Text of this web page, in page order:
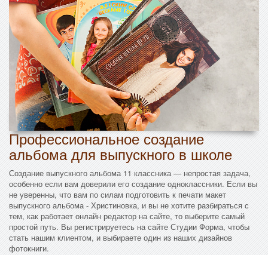
Профессиональное создание
альбома для выпускного в школе
Создание выпускного альбома 11 классника — непростая задача,
особенно если вам доверили его создание одноклассники. Если вы
не уверенны, что вам по силам подготовить к печати макет
выпускного альбома - Христиновка, и вы не хотите разбираться с
тем, как работает онлайн редактор на сайте, то выберите самый
простой путь. Вы регистрируетесь на сайте Студии Форма, чтобы
стать нашим клиентом, и выбираете один из наших дизайнов
фотокниги.